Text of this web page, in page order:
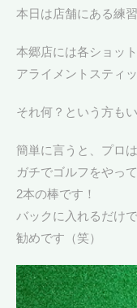
本日は店舗にある練
本郷店には各ショッ
アライメントスティ
それ何？という方も
簡単に言うと、プロ
ガチでゴルフをやっ
2本の棒です！
バックに入れるだけ
勧めです（笑）